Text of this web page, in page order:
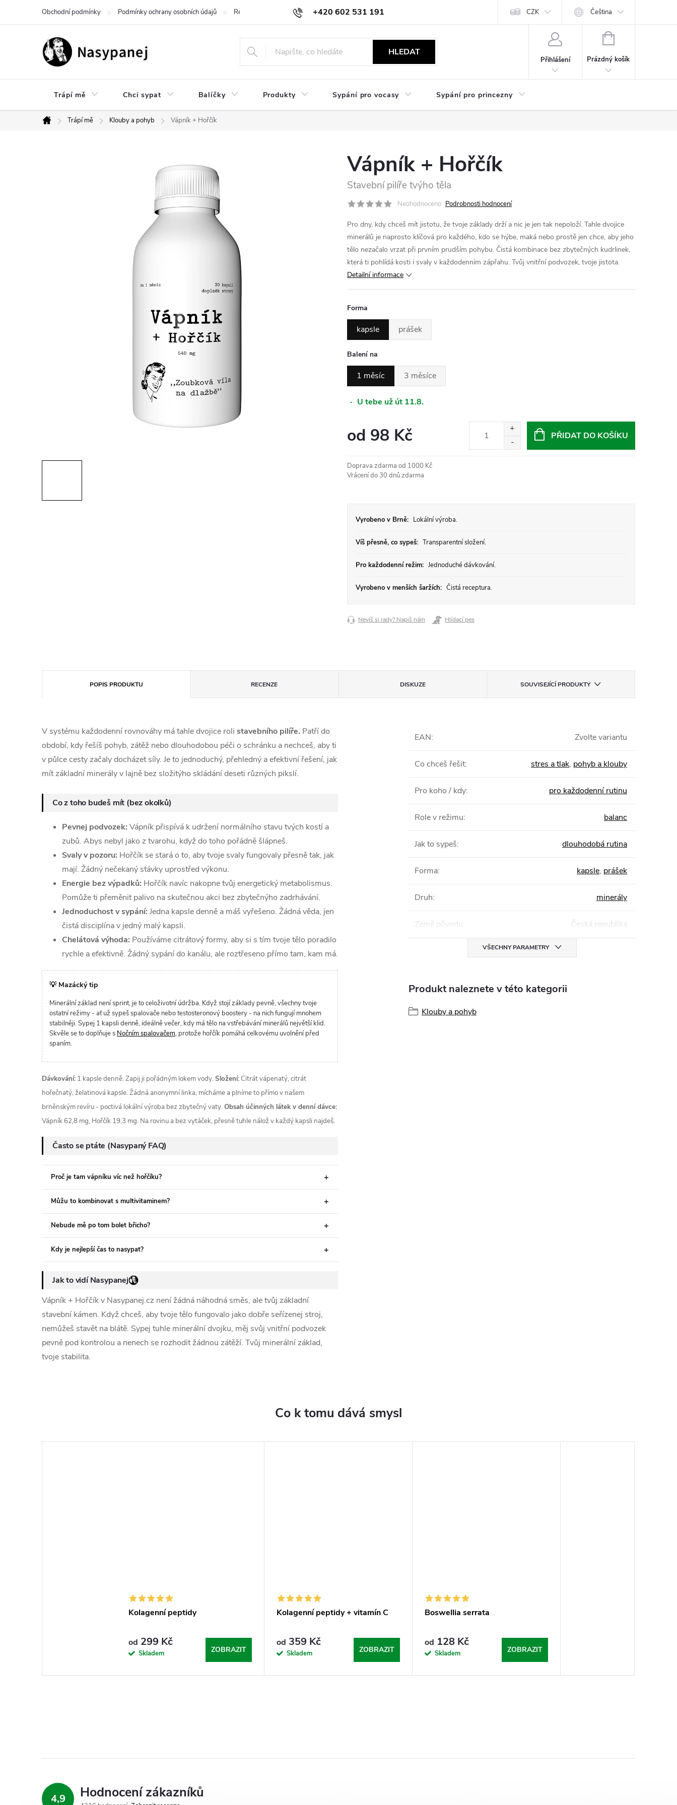
+420 602 531 191
Obchodní podmínky Podmínky ochrany osobních údajů Reklamace a vrácení Obchodní sdělení Hodnocení obchodu CZK Čeština
HLEDAT
Přihlášení
NÁKUPNÍ
Prázdný košík
Trápí mě Chci sypat Balíčky Produkty Sypání pro vocasy Sypání pro princezny
Domů
Trápí mě Klouby a pohyb Vápník + Hořčík
Vápník + Hořčík
Stavební pilíře tvýho těla
Neohodnoceno Podrobnosti hodnocení
Pro dny, kdy chceš mít jistotu, že tvoje základy drží a nic je jen tak nepoloží. Tahle dvojice
minerálů je naprosto klíčová pro každého, kdo se hýbe, maká nebo prostě jen chce, aby jeho
tělo nezačalo vrzat při prvním prudším pohybu. Čistá kombinace bez zbytečných kudrlinek,
která ti pohlídá kosti i svaly v každodenním zápřahu. Tvůj vnitřní podvozek, tvoje jistota.
Detailní informace
Forma
kapsle prášek
Balení na
1 měsíc 3 měsíce
· U tebe už út 11.8.
od 98 Kč
cena:
PŘIDAT DO KOŠÍKU
Doprava zdarma od 1000 Kč
Vrácení do 30 dnů zdarma
Vyrobeno v Brně: Lokální výroba.
Víš přesně, co sypeš: Transparentní složení.
Pro každodenní režim: Jednoduché dávkování.
Vyrobeno v menších šaržích: Čistá receptura.
Nevíš si rady? Napiš nám Hlídací pes
POPIS PRODUKTU RECENZE DISKUZE SOUVISEJÍCÍ PRODUKTY
V systému každodenní rovnováhy má tahle dvojice roli stavebního pilíře. Patří do
období, kdy řešíš pohyb, zátěž nebo dlouhodobou péči o schránku a nechceš, aby ti
v půlce cesty začaly docházet síly. Je to jednoduchý, přehledný a efektivní řešení, jak
mít základní minerály v lajně bez složitýho skládání deseti různých pikslí.
Co z toho budeš mít (bez okolků)
Pevnej podvozek: Vápník přispívá k udržení normálního stavu tvých kostí a
zubů. Abys nebyl jako z tvarohu, když do toho pořádně šlápneš.
Svaly v pozoru: Hořčík se stará o to, aby tvoje svaly fungovaly přesně tak, jak
mají. Žádný nečekaný stávky uprostřed výkonu.
Energie bez výpadků: Hořčík navíc nakopne tvůj energetický metabolismus.
Pomůže ti přeměnit palivo na skutečnou akci bez zbytečnýho zadrhávání.
Jednoduchost v sypání: Jedna kapsle denně a máš vyřešeno. Žádná věda, jen
čistá disciplína v jedný malý kapsli.
Chelátová výhoda: Používáme citrátový formy, aby si s tím tvoje tělo poradilo
rychle a efektivně. Žádný sypání do kanálu, ale roztřeseno přímo tam, kam má.
💡 Mazácký tip
Minerální základ není sprint, je to celoživotní údržba. Když stojí základy pevně, všechny tvoje
ostatní režimy - ať už sypeš spalovače nebo testosteronový boostery - na nich fungují mnohem
stabilněji. Sypej 1 kapsli denně, ideálně večer, kdy má tělo na vstřebávání minerálů největší klid.
Skvěle se to doplňuje s Nočním spalovačem, protože hořčík pomáhá celkovému uvolnění před
spaním.
Dávkování: 1 kapsle denně. Zapij ji pořádným lokem vody.Složení: Citrát vápenatý, citrát
hořečnatý, želatinová kapsle. Žádná anonymní linka, mícháme a plníme to přímo v našem
brněnským revíru - poctivá lokální výroba bez zbytečný vaty.Obsah účinných látek v denní dávce:
Vápník 62,8 mg, Hořčík 19,3 mg. Na rovinu a bez vytáček, přesně tuhle nálož v každý kapsli najdeš.
Často se ptáte (Nasypaný FAQ)
Proč je tam vápníku víc než hořčíku?
Můžu to kombinovat s multivitaminem?
Nebude mě po tom bolet břicho?
Kdy je nejlepší čas to nasypat?
Jak to vidí Nasypanej
Vápník + Hořčík v Nasypanej.cz není žádná náhodná směs, ale tvůj základní
stavební kámen. Když chceš, aby tvoje tělo fungovalo jako dobře seřízenej stroj,
nemůžeš stavět na blátě. Sypej tuhle minerální dvojku, měj svůj vnitřní podvozek
pevně pod kontrolou a nenech se rozhodit žádnou zátěží. Tvůj minerální základ,
tvoje stabilita.
EAN: Zvolte variantu
Co chceš řešit: stres a tlak, pohyb a klouby
Pro koho / kdy: pro každodenní rutinu
Role v režimu: balanc
Jak to sypeš: dlouhodobá rutina
Forma: kapsle, prášek
Druh: minerály
Země původu : Česká republika
VŠECHNY PARAMETRY
Produkt naleznete v této kategorii
Klouby a pohyb
Co k tomu dává smysl
Kolagenní peptidy
od 299 Kč
Skladem ZOBRAZIT
Kolagenní peptidy + vitamín C
od 359 Kč
Skladem ZOBRAZIT
Boswellia serrata
od 128 Kč
Skladem ZOBRAZIT
4,9 Hodnocení zákazníků